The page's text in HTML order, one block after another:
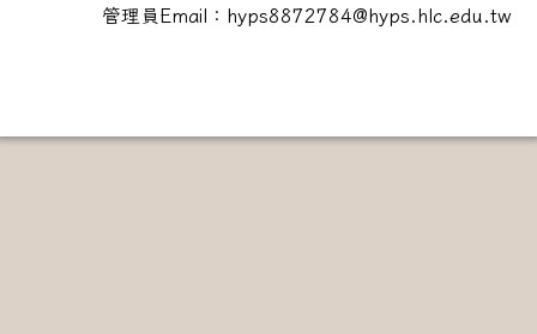
管理員Email：hyps8872784@hyps.hlc.edu.tw